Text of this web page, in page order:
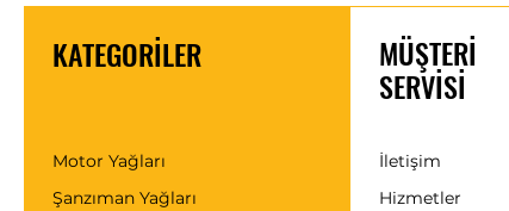
KATEGORİLER
Motor Yağları
Şanzıman Yağları
MÜŞTERİ
SERVİSİ
İletişim
Hizmetler